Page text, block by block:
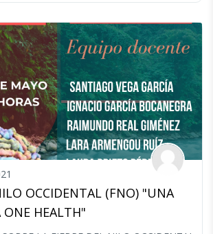
OCCIDENTAL (FNO) "UNA
ONE HEALTH"